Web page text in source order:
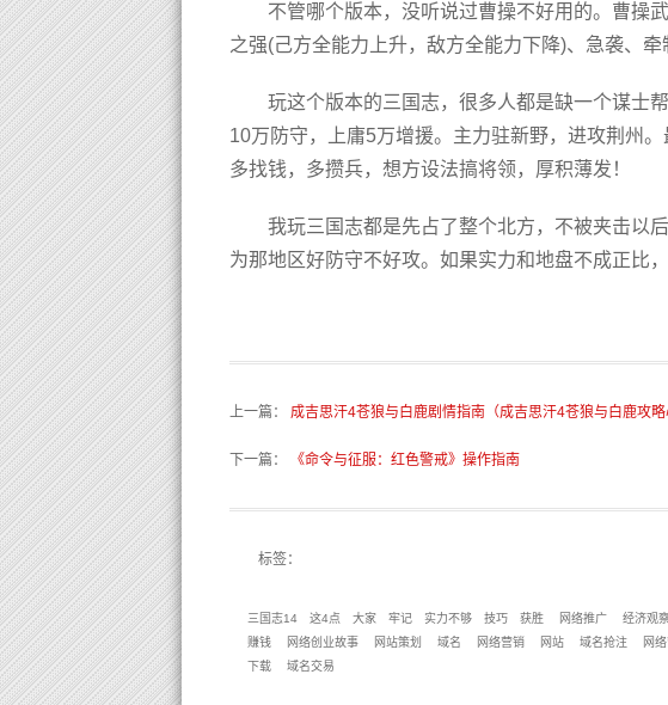
不管哪个版本，没听说过曹操不好用的。曹操
之强(己方全能力上升，敌方全能力下降)、急袭、牵
玩这个版本的三国志，很多人都是缺一个谋士
10万防守，上庸5万增援。主力驻新野，进攻荆州
多找钱，多攒兵，想方设法搞将领，厚积薄发！
我玩三国志都是先占了整个北方，不被夹击以
为那地区好防守不好攻。如果实力和地盘不成正比
上一篇 ： 成吉思汗4苍狼与白鹿剧情指南（成吉思汗4苍狼与白鹿攻略
下一篇 ： 《命令与征服：红色警戒》操作指南
标签：
三国志14 这4点 大家 牢记 实力不够 技巧 获胜 网络推广 经济观
赚钱
网络创业故事 网站策划 域名 网络营销 网站 域名抢注 网
下载
域名交易